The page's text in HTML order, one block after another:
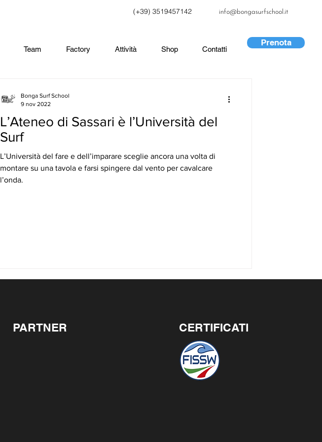
(+39) 3519457142 info@bongasurfschool.it
Team Factory Attività Shop Contatti
Prenota
L’Ateneo di Sassari è l’Università del
Surf
L’Università del fare e dell’imparare sceglie ancora una volta di
montare su una tavola e farsi spingere dal vento per cavalcare
l’onda.
Bonga Surf School
9 nov 2022
PARTNER CERTIFICATI